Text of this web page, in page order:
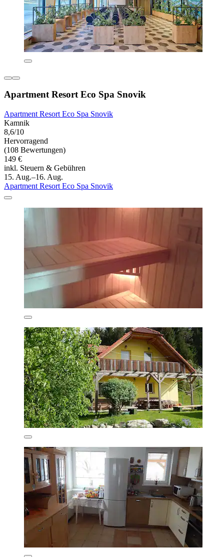
Apartment Resort Eco Spa Snovik
Apartment Resort Eco Spa Snovik
Kamnik
8,6/10
Hervorragend
(108 Bewertungen)
149 €
inkl. Steuern & Gebühren
15. Aug.–16. Aug.
Apartment Resort Eco Spa Snovik